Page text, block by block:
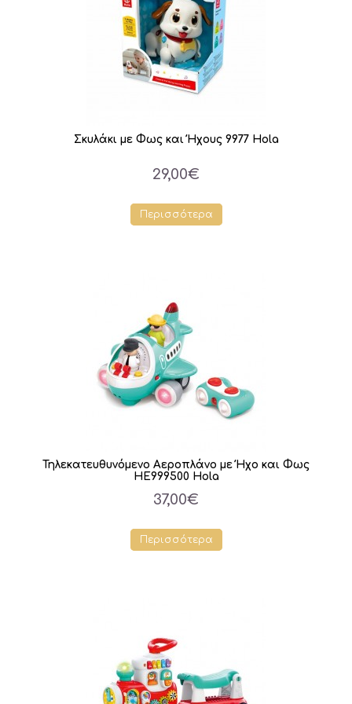
Σκυλάκι με Φως και Ήχους 9977 Hola
29,00€
Περισσότερα
Τηλεκατευθυνόμενο Αεροπλάνο με Ήχο και Φως
HE999500 Hola
37,00€
Περισσότερα